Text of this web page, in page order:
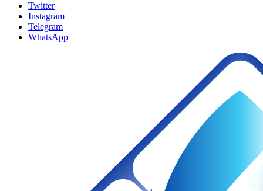
Twitter
Instagram
Telegram
WhatsApp